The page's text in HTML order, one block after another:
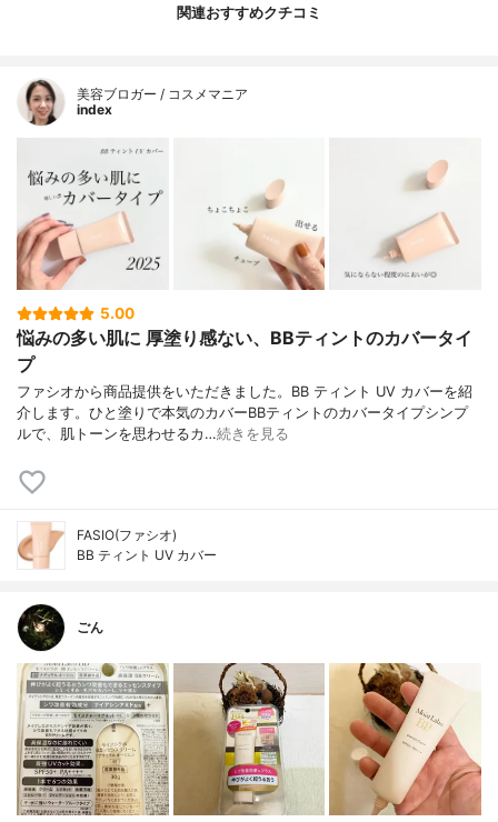
関連おすすめクチコミ
美容ブロガー / コスメマニア
index
5.00
悩みの多い肌に 厚塗り感ない、BBティントのカバータイ
プ
ファシオから商品提供をいただきました。BB ティント UV カバーを紹
介します。ひと塗りで本気のカバーBBティントのカバータイプシンプ
ルで、肌トーンを思わせるカ…続きを見る
FASIO(ファシオ)
BB ティント UV カバー
ごん